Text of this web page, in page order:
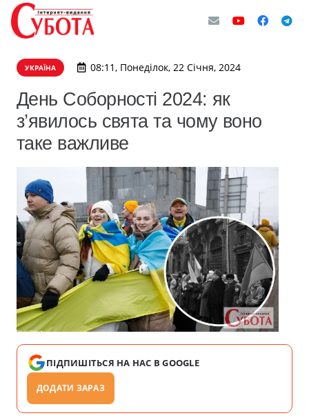
УКРАЇНА 08:11, Понеділок, 22 Січня, 2024
День Соборності 2024: як
з’явилось свята та чому воно
таке важливе
ПІДПИШІТЬСЯ НА НАС В GOOGLE
ДОДАТИ ЗАРАЗ